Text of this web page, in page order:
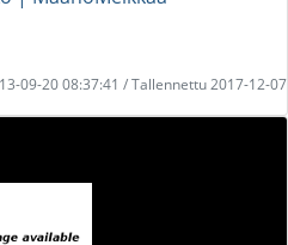
09-20 08:37:41 / Tallennettu 2017-12-07